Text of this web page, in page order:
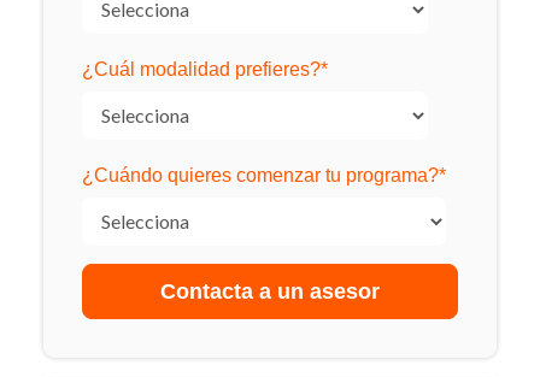
¿Cuál modalidad prefieres?*
¿Cuándo quieres comenzar tu programa?*